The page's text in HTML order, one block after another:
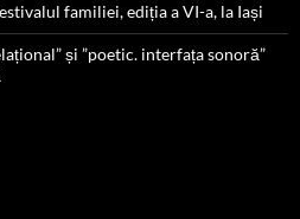
familiei, ediția a VI-a, la Iași
și ”poetic. interfața sonoră”